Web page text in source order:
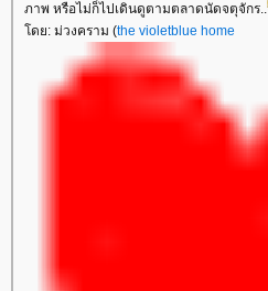
ภาพ หรือไม่ก็ไปเดินดูตามตลาดนัดจตุจักร..
ดย: ม่วงคราม (the violetblue home